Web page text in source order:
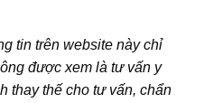
tin trên website này chỉ
được xem là tư vấn y
thay thế cho tư vấn, chẩn